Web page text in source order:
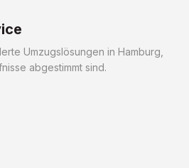
Umzugslösungen in Hamburg,
abgestimmt sind.